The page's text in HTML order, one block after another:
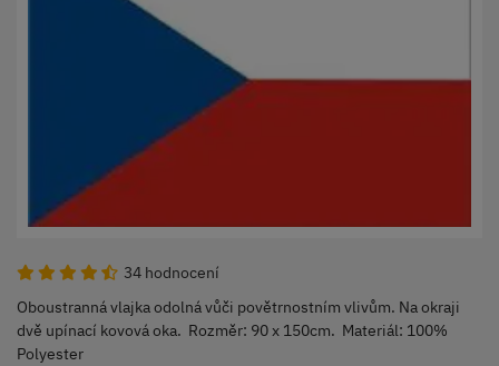
34 hodnocení
Oboustranná vlajka odolná vůči povětrnostním vlivům. Na okraji
dvě upínací kovová oka. Rozměr: 90 x 150cm. Materiál: 100%
Polyester